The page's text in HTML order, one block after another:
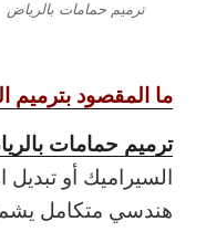
ترميم حمامات بالرياض
ما المقصود بترميم
ترميم حمامات
السيراميك أو
هندسي متكامل